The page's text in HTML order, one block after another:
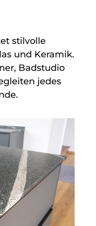
stilvolle
und Keramik.
Badstudio
jedes